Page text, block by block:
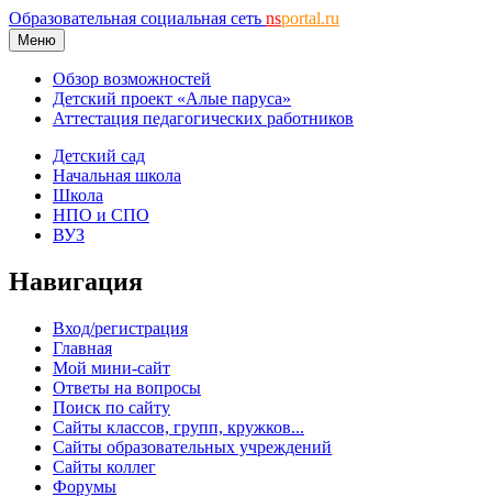
Образовательная социальная сеть nsportal.ru
Меню
Обзор возможностей
Детский проект «Алые паруса»
Аттестация педагогических работников
Детский сад
Начальная школа
Школа
НПО и СПО
ВУЗ
Навигация
Вход/регистрация
Главная
Мой мини-сайт
Ответы на вопросы
Поиск по сайту
Сайты классов, групп, кружков...
Сайты образовательных учреждений
Сайты коллег
Форумы